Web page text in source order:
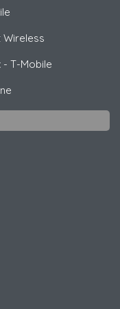
Wireless
- T-Mobile